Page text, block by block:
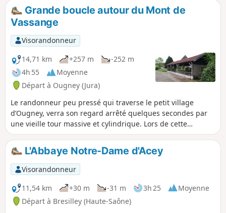
Grande boucle autour du Mont de
Vassange
Visorandonneur
14,71 km
+257 m
-252 m
4h 55
Moyenne
Départ à Ougney (Jura)
Le randonneur peu pressé qui traverse le petit village
d’Ougney, verra son regard arrêté quelques secondes par
une vieille tour massive et cylindrique. Lors de cette
randonnée nous cheminerons de Ougney à Saligney puis
nous nous dirigerons vers Gendrey et Taxenne pour revenir
à Ougney. Le relief vallonné et verdoyant vous fera
découvrir une partie du Nord du Jura (39).
L'Abbaye Notre-Dame d'Acey
Visorandonneur
11,54 km
+30 m -31 m 3h 25
Moyenne
Départ à Bresilley (Haute-Saône)